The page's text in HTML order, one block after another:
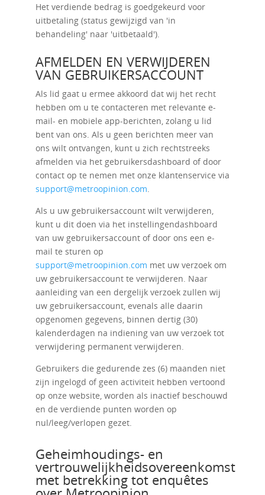
Het verdiende bedrag is goedgekeurd voor
uitbetaling (status gewijzigd van 'in
behandeling' naar 'uitbetaald').
AFMELDEN EN VERWIJDEREN
VAN GEBRUIKERSACCOUNT
Als lid gaat u ermee akkoord dat wij het recht
hebben om u te contacteren met relevante e-
mail- en mobiele app-berichten, zolang u lid
bent van ons. Als u geen berichten meer van
ons wilt ontvangen, kunt u zich rechtstreeks
afmelden via het gebruikersdashboard of door
contact op te nemen met onze klantenservice via
support@metroopinion.com.
Als u uw gebruikersaccount wilt verwijderen,
kunt u dit doen via het instellingendashboard
van uw gebruikersaccount of door ons een e-
mail te sturen op
support@metroopinion.com met uw verzoek om
uw gebruikersaccount te verwijderen. Naar
aanleiding van een dergelijk verzoek zullen wij
uw gebruikersaccount, evenals alle daarin
opgenomen gegevens, binnen dertig (30)
kalenderdagen na indiening van uw verzoek tot
verwijdering permanent verwijderen.
Gebruikers die gedurende zes (6) maanden niet
zijn ingelogd of geen activiteit hebben vertoond
op onze website, worden als inactief beschouwd
en de verdiende punten worden op
nul/leeg/verlopen gezet.
Geheimhoudings- en
vertrouwelijkheidsovereenkomst
met betrekking tot enquêtes